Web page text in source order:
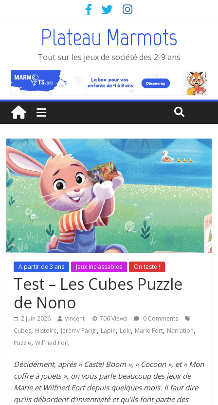
Plateau Marmots
Tout sur les jeux de société des 2-9 ans
A partir de 3 ans Jeux inclassables On teste !
Test – Les Cubes Puzzle
de Nono
2 juin 2026 Vincent 706 Views
0 Comments
Cubes, Histoire, Jérémy Parigi, Lapin, Loki, Marie Fort, Narration,
Puzzle,Wilfried Fort
Décidément, après « Castel Boom », « Cocoon », et « Mon
coffre à jouets », on vous parle beaucoup des jeux de
Marie et Wilfried Fort depuis quelques mois. Il faut dire
qu’ils débordent d’inventivité et qu’ils font partie des